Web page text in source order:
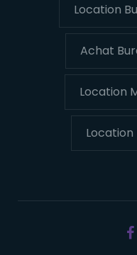
Location
Achat
Location